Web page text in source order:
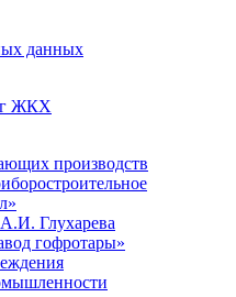
данных
производств
Глухарева
гофротары»